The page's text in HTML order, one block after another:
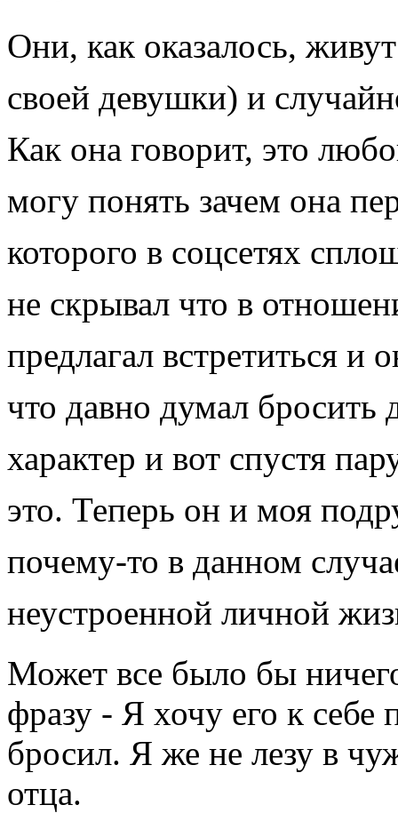
Они, как оказалось,
своей девушки) и
Как она говорит, это
могу понять зачем она
которого в соцсетях
не скрывал что в
предлагал встретиться и
что давно думал
характер и вот спустя
это. Теперь он и моя
почему-то в данном
неустроенной личной
Может все было бы
фразу - Я хочу его к себе
бросил. Я же не лезу в
отца.